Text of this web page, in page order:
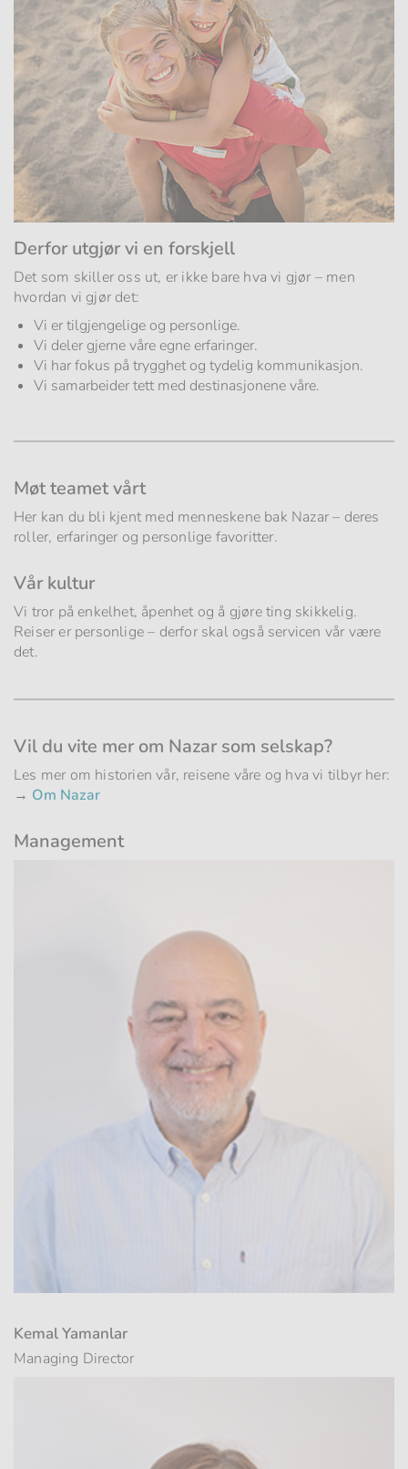
Derfor utgjør vi en forskjell
Det som skiller oss ut, er ikke bare hva vi gjør – men
hvordan vi gjør det:
Vi er tilgjengelige og personlige.
Vi deler gjerne våre egne erfaringer.
Vi har fokus på trygghet og tydelig kommunikasjon.
Vi samarbeider tett med destinasjonene våre.
Møt teamet vårt
Her kan du bli kjent med menneskene bak Nazar – deres
roller, erfaringer og personlige favoritter.
Vår kultur
Vi tror på enkelhet, åpenhet og å gjøre ting skikkelig.
Reiser er personlige – derfor skal også servicen vår være
det.
Vil du vite mer om Nazar som selskap?
Les mer om historien vår, reisene våre og hva vi tilbyr her:
→ Om Nazar
Management
Kemal Yamanlar
Managing Director